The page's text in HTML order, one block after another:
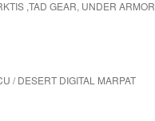
,TAD GEAR, UNDER ARMOR
DESERT DIGITAL MARPAT